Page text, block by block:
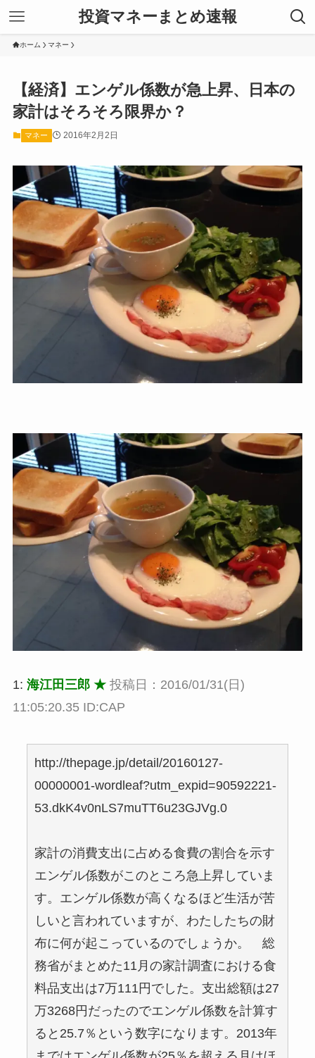
投資マネーまとめ速報
ホーム マネー
【経済】エンゲル係数が急上昇、日本の
家計はそろそろ限界か？
マネー 2016年2月2日
1: 海江田三郎 ★ 投稿日：2016/01/31(日)
11:05:20.35 ID:CAP
http://thepage.jp/detail/20160127-
00000001-wordleaf?utm_expid=90592221-
53.dkK4v0nLS7muTT6u23GJVg.0
家計の消費支出に占める食費の割合を示す
エンゲル係数がこのところ急上昇していま
す。エンゲル係数が高くなるほど生活が苦
しいと言われていますが、わたしたちの財
布に何が起こっているのでしょうか。 総
務省がまとめた11月の家計調査における食
料品支出は7万111円でした。支出総額は27
万3268円だったのでエンゲル係数を計算す
ると25.7％という数字になります。2013年